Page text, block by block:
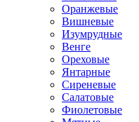
Оранжевые
Вишневые
Изумрудные
Венге
Ореховые
Янтарные
Сиреневые
Салатовые
Фиолетовые